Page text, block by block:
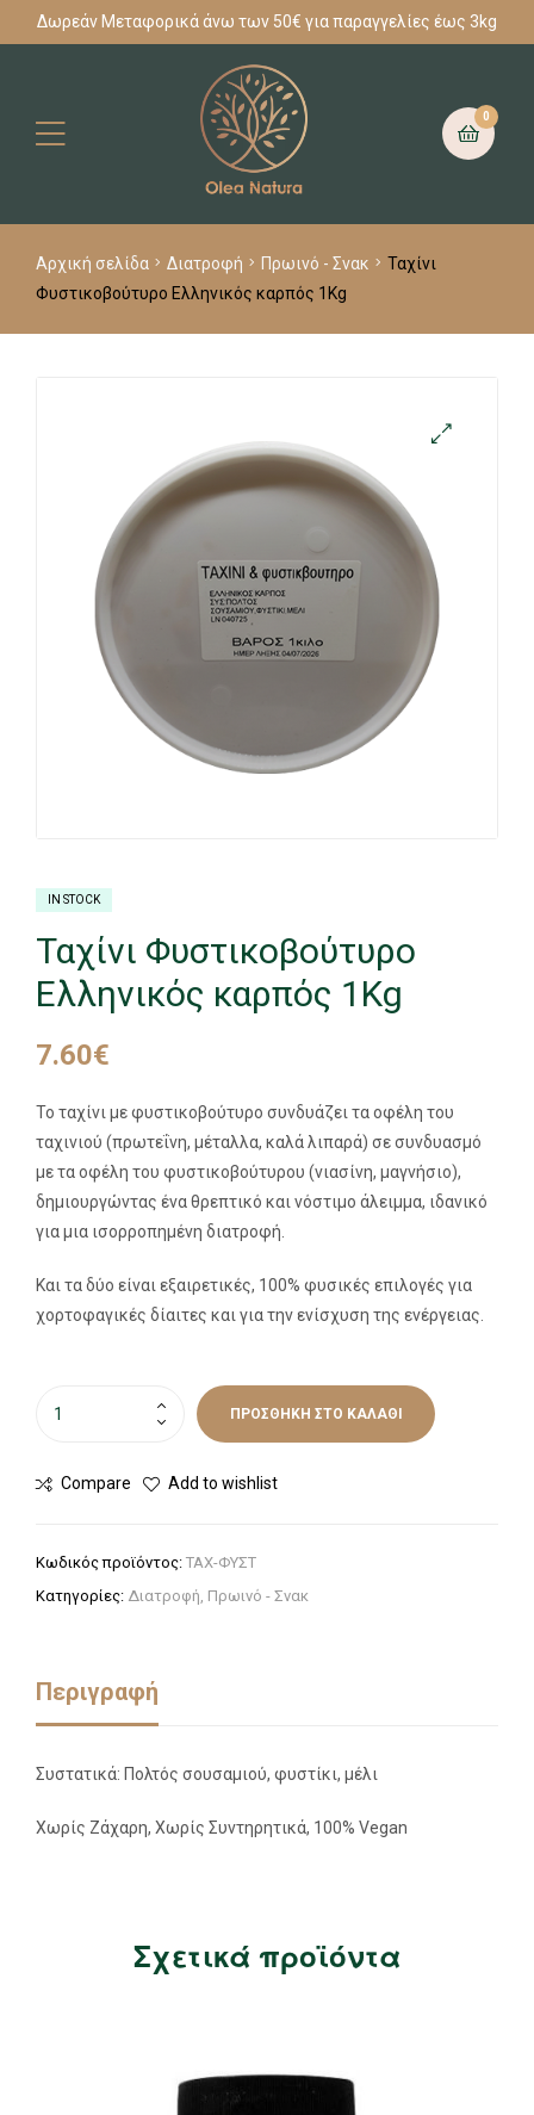
Δωρεάν Μεταφορικά άνω των 50€ για παραγγελίες έως 3kg
0
Αρχική σελίδα Διατροφή Πρωινό - Σνακ
Ταχίνι
Φυστικοβούτυρο Ελληνικός καρπός 1Kg
IN STOCK
Ταχίνι Φυστικοβούτυρο
Ελληνικός καρπός 1Kg
7.60€
Το ταχίνι με φυστικοβούτυρο συνδυάζει τα οφέλη του
ταχινιού (πρωτεΐνη, μέταλλα, καλά λιπαρά) σε συνδυασμό
με τα οφέλη του φυστικοβούτυρου (νιασίνη, μαγνήσιο),
δημιουργώντας ένα θρεπτικό και νόστιμο άλειμμα, ιδανικό
για μια ισορροπημένη διατροφή.
Και τα δύο είναι εξαιρετικές, 100% φυσικές επιλογές για
χορτοφαγικές δίαιτες και για την ενίσχυση της ενέργειας.
ΠΡΟΣΘΉΚΗ ΣΤΟ ΚΑΛΆΘΙ
Compare Add to wishlist
Κωδικός προϊόντος: ΤΑΧ-ΦΥΣΤ
Κατηγορίες: Διατροφή, Πρωινό - Σνακ
Περιγραφή
Συστατικά: Πολτός σουσαμιού, φυστίκι, μέλι
Xωρίς Ζάχαρη, Xωρίς Συντηρητικά, 100% Vegan
Σχετικά προϊόντα